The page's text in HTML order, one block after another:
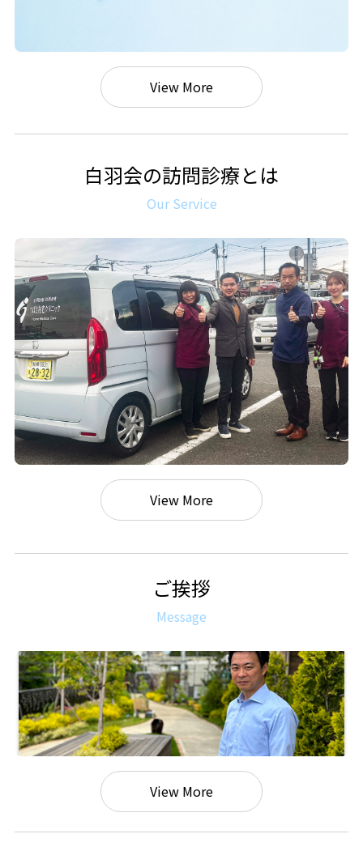
View More
白羽会の訪問診療とは
Our Service
View More
ご挨拶
Message
View More